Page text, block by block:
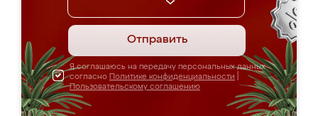
Отправить
Я соглашаюсь на передачу персональных данных
согласно Политике конфиденциальности
Пользовательскому соглашению